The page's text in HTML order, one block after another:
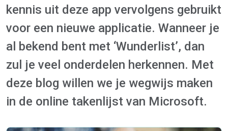
kennis uit deze app vervolgens gebruikt
voor een nieuwe applicatie. Wanneer je
al bekend bent met ‘Wunderlist’, dan
zul je veel onderdelen herkennen. Met
deze blog willen we je wegwijs maken
in de online takenlijst van Microsoft.